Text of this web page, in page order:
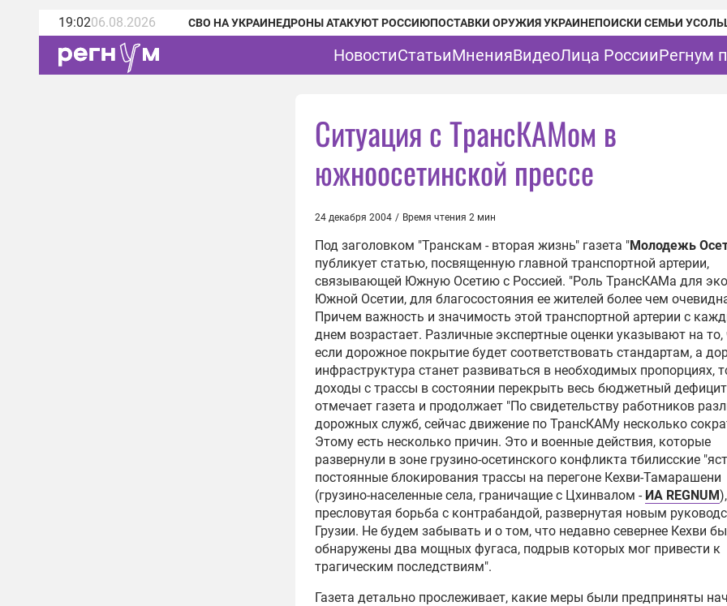
19:0206.08.2026 СВО НА УКРАИНЕДРОНЫ АТАКУЮТ РОССИЮПОСТАВКИ ОРУЖИЯ УКРАИНЕПОИСКИ СЕМЬИ
НовостиСтатьиМненияВидеоЛица РоссииРегнум
Ситуация с ТрансКАМом в
южноосетинской прессе
24 декабря 2004 / Время чтения 2 мин
Под заголовком "Транскам - вторая жизнь" газета "Молодежь
публикует статью, посвященную главной транспортной артерии,
связывающей Южную Осетию с Россией. "Роль ТрансКАМа для
Южной Осетии, для благосостояния ее жителей более чем
Причем важность и значимость этой транспортной артерии с
днем возрастает. Различные экспертные оценки указывают на то,
если дорожное покрытие будет соответствовать стандартам, а
инфраструктура станет развиваться в необходимых пропорциях,
доходы с трассы в состоянии перекрыть весь бюджетный
отмечает газета и продолжает "По свидетельству работников
дорожных служб, сейчас движение по ТрансКАМу несколько
Этому есть несколько причин. Это и военные действия, которые
развернули в зоне грузино-осетинского конфликта тбилисские
постоянные блокирования трассы на перегоне Кехви-Тамарашени
(грузино-населенные села, граничащие с Цхинвалом - ИА REGNUM
пресловутая борьба с контрабандой, развернутая новым
Грузии. Не будем забывать и о том, что недавно севернее Кехви
обнаружены два мощных фугаса, подрыв которых мог привести к
трагическим последствиям".
Газета детально прослеживает, какие меры были предприняты